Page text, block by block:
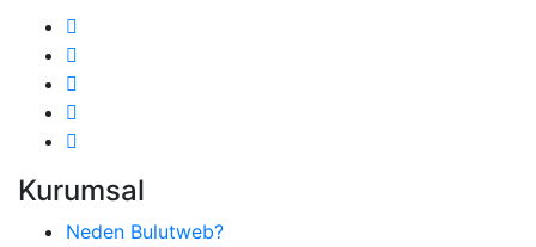
Kurumsal
Neden Bulutweb?